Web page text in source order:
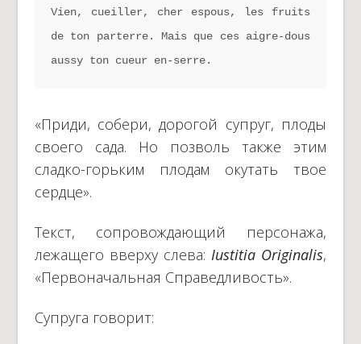
Vien, cueiller, cher espous, les fruits
de ton parterre. Mais que ces aigre-dous
aussy ton cueur en-serre.
«Приди, собери, дорогой супруг, плоды
своего сада. Но позволь также этим
сладко-горьким плодам окутать твое
сердце».
Текст, сопровождающий персонажа,
лежащего вверху слева:Iustitia Originalis,
«Первоначальная Справедливость».
Супруга говорит: